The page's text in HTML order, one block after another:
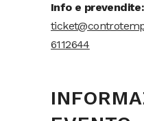
Info e prevendite:
6112644